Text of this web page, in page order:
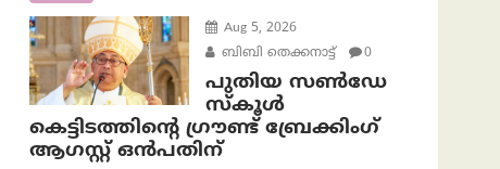
Aug 5, 2026
ബിബി തെക്കനാട്ട്
0
പുതിയ സൺഡേ
സ്കൂൾ
കെട്ടിടത്തിന്റെ ഗ്രൗണ്ട് ബ്രേക്കിംഗ്
ആഗസ്റ്റ് ഒൻപതിന്